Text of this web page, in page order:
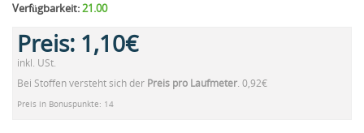
Verfügbarkeit:21.00
Preis: 1,10€
inkl. USt.
Bei Stoffen versteht sich der Preis pro Laufmeter. 0,92€
Preis in Bonuspunkte: 14